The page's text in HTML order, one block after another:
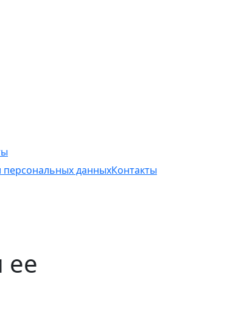
персональных данныхКонтакты
ее